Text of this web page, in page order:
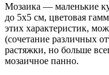
Мозаика — маленькие
до 5х5 см, цветовая
этих характеристик,
(сочетание различных
растяжки, но больше
мозаичное панно.